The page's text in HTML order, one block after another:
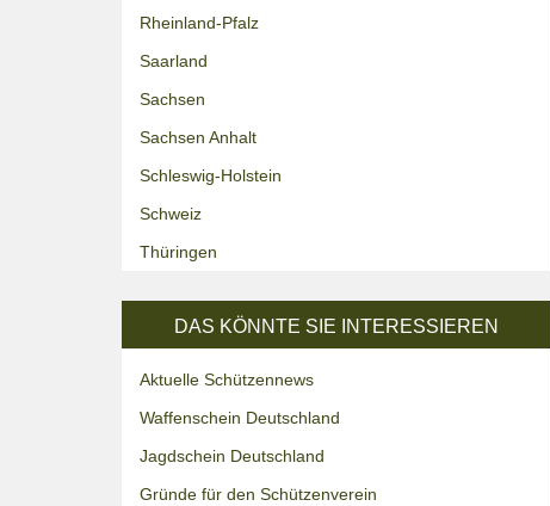
Rheinland-Pfalz
Saarland
Sachsen
Sachsen Anhalt
Schleswig-Holstein
Schweiz
Thüringen
DAS KÖNNTE SIE INTERESSIEREN
Aktuelle Schützennews
Waffenschein Deutschland
Jagdschein Deutschland
Gründe für den Schützenverein